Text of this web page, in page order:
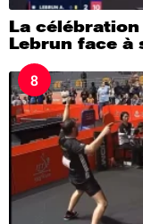
La
Lebrun face à
8